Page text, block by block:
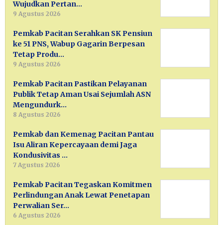
Wujudkan Pertan…
9 Agustus 2026
Pemkab Pacitan Serahkan SK Pensiun
ke 51 PNS, Wabup Gagarin Berpesan
Tetap Produ…
9 Agustus 2026
Pemkab Pacitan Pastikan Pelayanan
Publik Tetap Aman Usai Sejumlah ASN
Mengundurk…
8 Agustus 2026
Pemkab dan Kemenag Pacitan Pantau
Isu Aliran Kepercayaan demi Jaga
Kondusivitas …
7 Agustus 2026
Pemkab Pacitan Tegaskan Komitmen
Perlindungan Anak Lewat Penetapan
Perwalian Ser…
6 Agustus 2026